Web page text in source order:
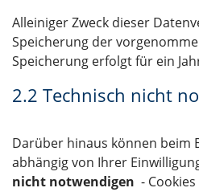
Alleiniger Zweck dieser
Speicherung der
Speicherung erfolgt für ein
2.2 Technisch nicht
Darüber hinaus können beim
abhängig von Ihrer
nicht notwendigen -